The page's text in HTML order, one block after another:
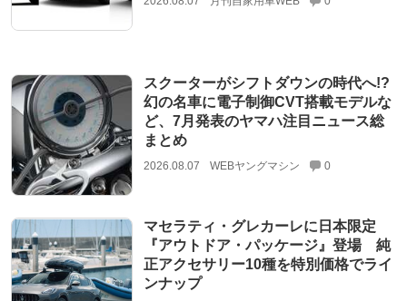
スクーターがシフトダウンの時代へ!?
幻の名車に電子制御CVT搭載モデルな
ど、7月発表のヤマハ注目ニュース総
まとめ
2026.08.07 WEBヤングマシン 0
マセラティ・グレカーレに日本限定
『アウトドア・パッケージ』登場 純
正アクセサリー10種を特別価格でライ
ンナップ